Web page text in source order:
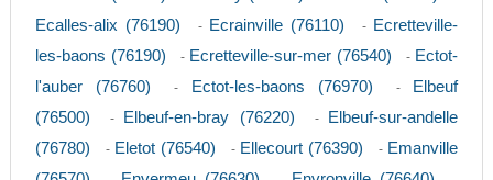
Ecalles-alix (76190) - Ecrainville (76110) - Ecretteville-
les-baons (76190)
- Ecretteville-sur-mer (76540) - Ectot-
l'auber (76760)
- Ectot-les-baons (76970) -
Elbeuf
(76500)
- Elbeuf-en-bray (76220) -
Elbeuf-sur-andelle
(76780)
- Eletot (76540) - Ellecourt (76390) - Emanville